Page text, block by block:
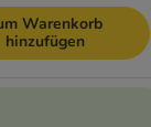
Warenkorb
hinzufügen